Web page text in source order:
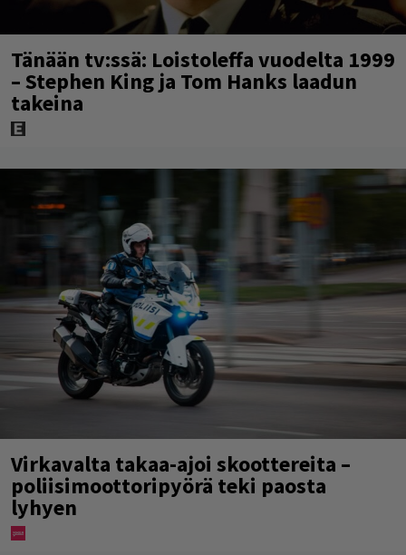
Tänään tv:ssä: Loistoleffa vuodelta 1999
– Stephen King ja Tom Hanks laadun
takeina
Virkavalta takaa-ajoi skoottereita –
poliisimoottoripyörä teki paosta
lyhyen